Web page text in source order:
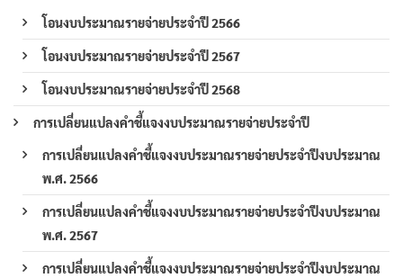
โอนงบประมาณรายจ่ายประจำปี 2566
โอนงบประมาณรายจ่ายประจำปี 2567
โอนงบประมาณรายจ่ายประจำปี 2568
การเปลี่ยนแปลงคำชี้แจงงบประมาณรายจ่ายประจำปี
การเปลี่ยนแปลงคำชี้แจงงบประมาณรายจ่ายประจำปีงบประมาณ
พ.ศ. 2566
การเปลี่ยนแปลงคำชี้แจงงบประมาณรายจ่ายประจำปีงบประมาณ
พ.ศ. 2567
การเปลี่ยนแปลงคำชี้แจงงบประมาณรายจ่ายประจำปีงบประมาณ